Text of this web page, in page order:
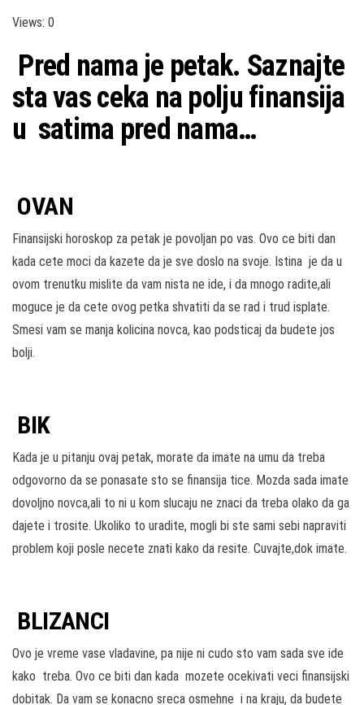
Views: 0
Pred nama je petak. Saznajte
sta vas ceka na polju finansija
u satima pred nama…
OVAN
Finansijski horoskop za petak je povoljan po vas. Ovo ce biti dan
kada cete moci da kazete da je sve doslo na svoje. Istina je da u
ovom trenutku mislite da vam nista ne ide, i da mnogo radite,ali
moguce je da cete ovog petka shvatiti da se rad i trud isplate.
Smesi vam se manja kolicina novca, kao podsticaj da budete jos
bolji.
BIK
Kada je u pitanju ovaj petak, morate da imate na umu da treba
odgovorno da se ponasate sto se finansija tice. Mozda sada imate
dovoljno novca,ali to ni u kom slucaju ne znaci da treba olako da ga
dajete i trosite. Ukoliko to uradite, mogli bi ste sami sebi napraviti
problem koji posle necete znati kako da resite. Cuvajte,dok imate.
BLIZANCI
Ovo je vreme vase vladavine, pa nije ni cudo sto vam sada sve ide
kako treba. Ovo ce biti dan kada mozete ocekivati veci finansijski
dobitak. Da vam se konacno sreca osmehne i na kraju, da budete